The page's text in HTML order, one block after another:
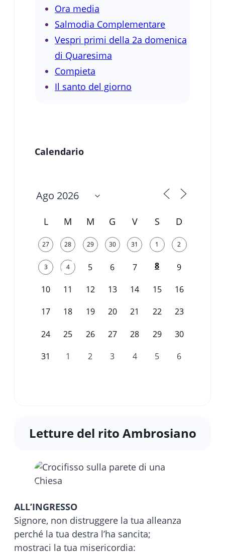
Ora media
Salmodia Complementare
Vespri primi della 2a domenica
di Quaresima
Compieta
Il santo del giorno
Calendario
L M M G V S D
27 28 29 30 31 1 2
3 4 5 6 7 8 9
10 11 12 13 14 15 16
17 18 19 20 21 22 23
24 25 26 27 28 29 30
31 1 2 3 4 5 6
Letture del rito Ambrosiano
ALL’INGRESSO
Signore, non distruggere la tua alleanza
perché la tua destra l’ha sancita;
mostraci la tua misericordia: